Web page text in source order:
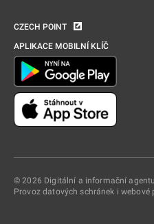
CZECH POINT
APLIKACE MOBILNÍ KLÍČ
© 2026 Digitální a informační
Provoz datových schránek i webové